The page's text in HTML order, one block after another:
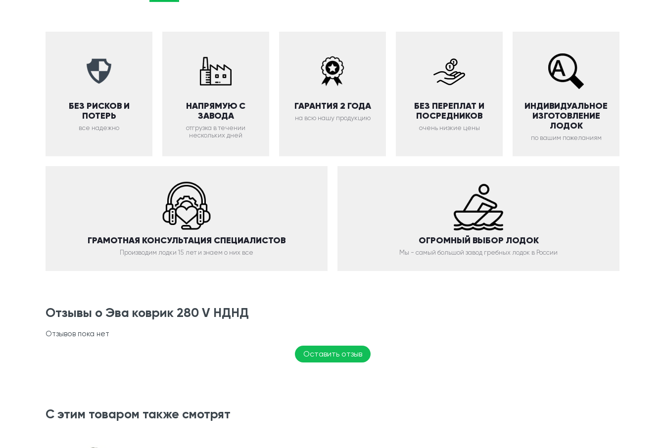
БЕЗ РИСКОВ И
ПОТЕРЬ
все надежно
НАПРЯМУЮ С
ЗАВОДА
отгрузка в течении
нескольких дней
ГАРАНТИЯ 2 ГОДА
на всю нашу продукцию
БЕЗ ПЕРЕПЛАТ И
ПОСРЕДНИКОВ
очень низкие цены
ИНДИВИДУАЛЬНОЕ
ИЗГОТОВЛЕНИЕ
ЛОДОК
по вашим пожеланиям
ГРАМОТНАЯ КОНСУЛЬТАЦИЯ СПЕЦИАЛИСТОВ
Производим лодки 15 лет и знаем о них все
ОГРОМНЫЙ ВЫБОР ЛОДОК
Мы - самый большой завод гребных лодок в России
Отзывы о Эва коврик 280 V НДНД
Отзывов пока нет
Оставить отзыв
С этим товаром также смотрят